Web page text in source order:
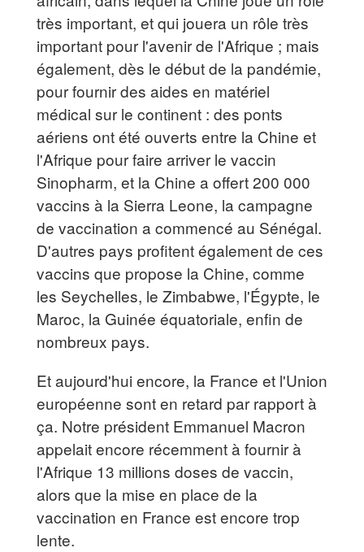
très important, et qui jouera un rôle très
important pour l'avenir de l'Afrique ; mais
également, dès le début de la pandémie,
pour fournir des aides en matériel
médical sur le continent : des ponts
aériens ont été ouverts entre la Chine et
l'Afrique pour faire arriver le vaccin
Sinopharm, et la Chine a offert 200 000
vaccins à la Sierra Leone, la campagne
de vaccination a commencé au Sénégal.
D'autres pays profitent également de ces
vaccins que propose la Chine, comme
les Seychelles, le Zimbabwe, l'Égypte, le
Maroc, la Guinée équatoriale, enfin de
nombreux pays.
Et aujourd'hui encore, la France et l'Union
européenne sont en retard par rapport à
ça. Notre président Emmanuel Macron
appelait encore récemment à fournir à
l'Afrique 13 millions doses de vaccin,
alors que la mise en place de la
vaccination en France est encore trop
lente.